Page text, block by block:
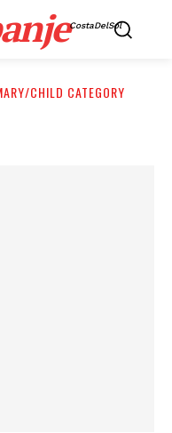
CostaDelSol
CHILD CATEGORY